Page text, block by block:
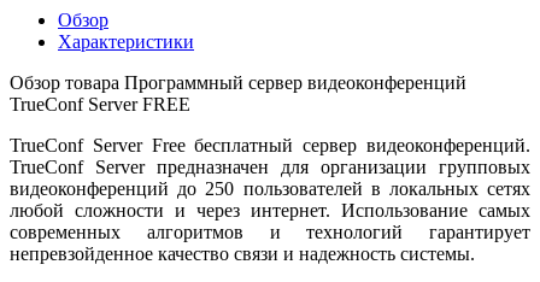
Обзор
Характеристики
Обзор товара Программный сервер видеоконференций
TrueConf Server FREE
TrueConf Server Free бесплатный сервер видеоконференций.
TrueConf Server предназначен для организации групповых
видеоконференций до 250 пользователей в локальных сетях
любой сложности и через интернет. Использование самых
современных алгоритмов и технологий гарантирует
непревзойденное качество связи и надежность системы.